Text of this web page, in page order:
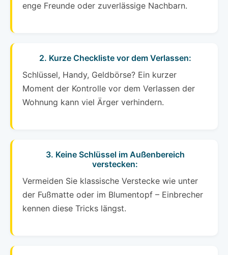
enge Freunde oder zuverlässige Nachbarn.
2. Kurze Checkliste vor dem Verlassen:
Schlüssel, Handy, Geldbörse? Ein kurzer
Moment der Kontrolle vor dem Verlassen der
Wohnung kann viel Ärger verhindern.
3. Keine Schlüssel im Außenbereich
verstecken:
Vermeiden Sie klassische Verstecke wie unter
der Fußmatte oder im Blumentopf – Einbrecher
kennen diese Tricks längst.